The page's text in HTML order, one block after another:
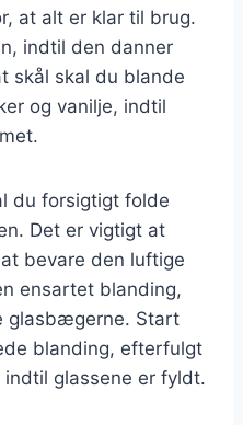
at alt er klar til brug.
indtil den danner
skål skal du blande
og vanilje, indtil
du forsigtigt folde
Det er vigtigt at
bevare den luftige
ensartet blanding,
glasbægerne. Start
blanding, efterfulgt
glassene er fyldt.